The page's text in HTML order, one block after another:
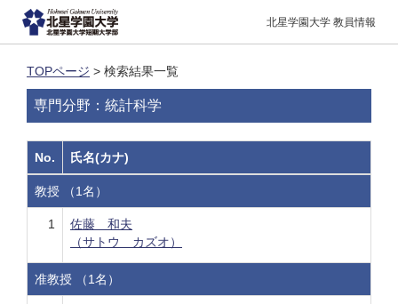
北星学園大学 教員情報
TOPページ > 検索結果一覧
専門分野：統計科学
No. 氏名(カナ)
教授 （1名）
1
佐藤 和夫
（サトウ カズオ）
准教授 （1名）